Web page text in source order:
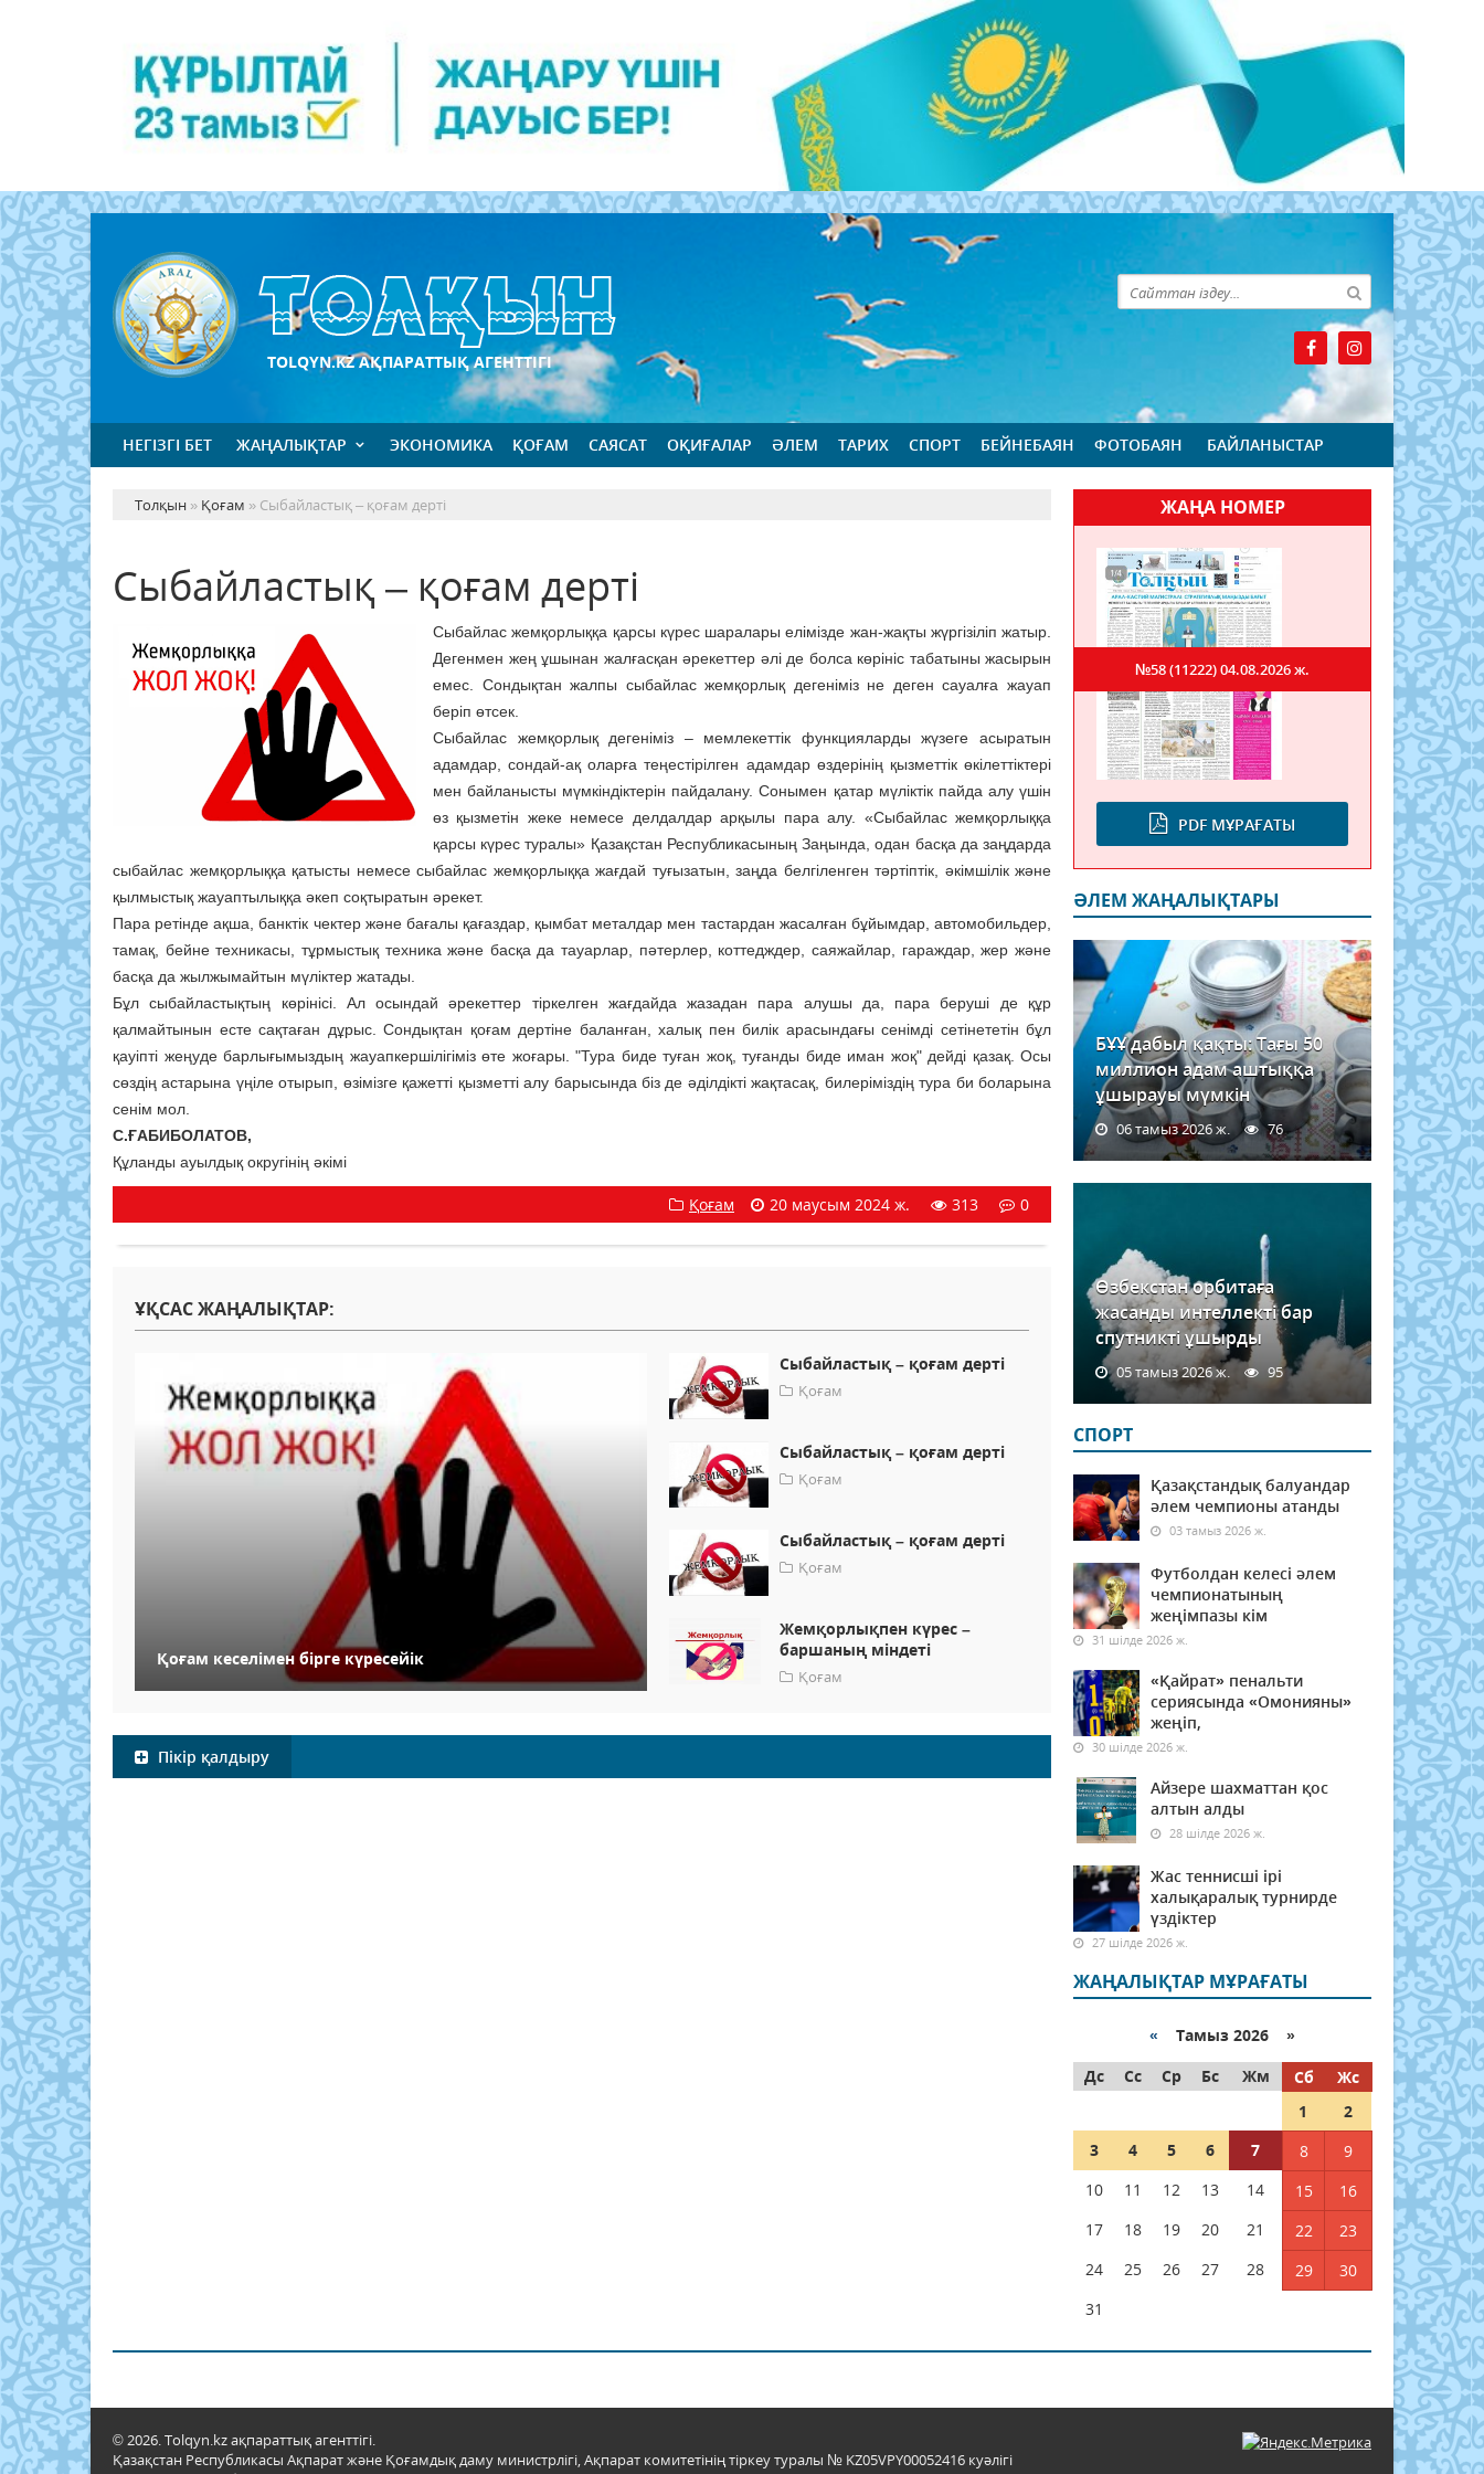
TOLQYN.KZ АҚПАРАТТЫҚ АГЕНТТІГІ
НЕГІЗГІ БЕТ ЖАҢАЛЫҚТАР ЭКОНОМИКА ҚОҒАМ САЯСАТ ОҚИҒАЛАР ӘЛЕМ ТАРИХ СПОРТ БЕЙНЕБАЯН ФОТОБАЯН БАЙЛАНЫСТАР
Толқын » Қоғам » Сыбайластық – қоғам дерті
Сыбайластық – қоғам дерті
Сыбайлас жемқорлыққа қарсы күрес шаралары елімізде жан-жақты жүргізіліп жатыр.
Дегенмен жең ұшынан жалғасқан әрекеттер әлі де болса көрініс табатыны жасырын
емес. Сондықтан жалпы сыбайлас жемқорлық дегеніміз не деген сауалға жауап
беріп өтсек.
Сыбайлас жемқорлық дегеніміз – мемлекеттік функцияларды жүзеге асыратын
адамдар, сондай-ақ оларға теңестірілген адамдар өздерінің қызметтік өкілеттіктері
мен байланысты мүмкіндіктерін пайдалану. Сонымен қатар мүліктік пайда алу үшін
өз қызметін жеке немесе делдалдар арқылы пара алу. «Сыбайлас жемқорлыққа
қарсы күрес туралы» Қазақстан Республикасының Заңында, одан басқа да заңдарда
сыбайлас жемқорлыққа қатысты немесе сыбайлас жемқорлыққа жағдай туғызатын, заңда белгіленген тәртіптік, әкімшілік және
қылмыстық жауаптылыққа әкеп соқтыратын әрекет.
Пара ретінде ақша, банктік чектер және бағалы қағаздар, қымбат металдар мен тастардан жасалған бұйымдар, автомобильдер,
тамақ, бейне техникасы, тұрмыстық техника және басқа да тауарлар, пәтерлер, коттедждер, саяжайлар, гараждар, жер және
басқа да жылжымайтын мүліктер жатады.
Бұл сыбайластықтың көрінісі. Ал осындай әрекеттер тіркелген жағдайда жазадан пара алушы да, пара беруші де құр
қалмайтынын есте сақтаған дұрыс. Сондықтан қоғам дертіне баланған, халық пен билік арасындағы сенімді сетінететін бұл
қауіпті жеңуде барлығымыздың жауапкершілігіміз өте жоғары. "Тура биде туған жоқ, туғанды биде иман жоқ" дейді қазақ. Осы
сөздің астарына үңіле отырып, өзімізге қажетті қызметті алу барысында біз де әділдікті жақтасақ, билеріміздің тура би боларына
сенім мол.
С.ҒАБИБОЛАТОВ,
Құланды ауылдық округінің әкімі
Қоғам 20 маусым 2024 ж. 313 0
ҰҚСАС ЖАҢАЛЫҚТАР:
Қоғам кеселімен бірге күресейік
Сыбайластық – қоғам дерті
Қоғам
Сыбайластық – қоғам дерті
Қоғам
Сыбайластық – қоғам дерті
Қоғам
Жемқорлықпен күрес –
баршаның міндеті
Қоғам
Пікір қалдыру
ЖАҢА НОМЕР
PDF МҰРАҒАТЫ
№58 (11222)04.08.2026 ж.
ӘЛЕМ ЖАҢАЛЫҚТАРЫ
БҰҰ дабыл қақты: Тағы 50
миллион адам аштыққа
ұшырауы мүмкін
06 тамыз 2026 ж. 76
Өзбекстан орбитаға
жасанды интеллекті бар
спутникті ұшырды
05 тамыз 2026 ж. 95
СПОРТ
Қазақстандық балуандар
әлем чемпионы атанды
03 тамыз 2026 ж.
Футболдан келесі әлем
чемпионатының
жеңімпазы кім
31 шілде 2026 ж.
«Қайрат» пенальти
сериясында «Омонияны»
жеңіп,
30 шілде 2026 ж.
Айзере шахматтан қос
алтын алды
28 шілде 2026 ж.
Жас теннисші ірі
халықаралық турнирде
үздіктер
27 шілде 2026 ж.
ЖАҢАЛЫҚТАР МҰРАҒАТЫ
« Тамыз 2026 »
Дс
Сс Ср Бс Жм Сб
Жс
1
2
3
4 5 6 7 8
9
10
11 12 13 14 15
16
17
18 19 20 21 22
23
24
25 26 27 28 29
30
31
© 2026. Tolqyn.kz ақпараттық агенттігі.
Қазақстан Республикасы Ақпарат және Қоғамдық даму министрлігі, Ақпарат комитетінің тіркеу туралы № KZ05VPY00052416 куәлігі